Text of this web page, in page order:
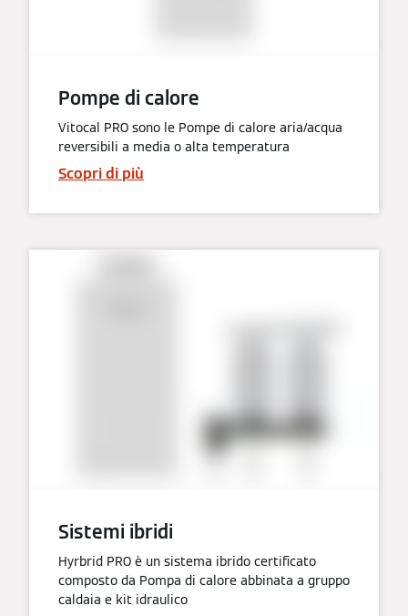
Pompe di calore
Vitocal PRO sono le Pompe di calore aria/acqua
reversibili a media o alta temperatura
Scopri di più
Sistemi ibridi
Hyrbrid PRO è un sistema ibrido certificato
composto da Pompa di calore abbinata a gruppo
caldaia e kit idraulico